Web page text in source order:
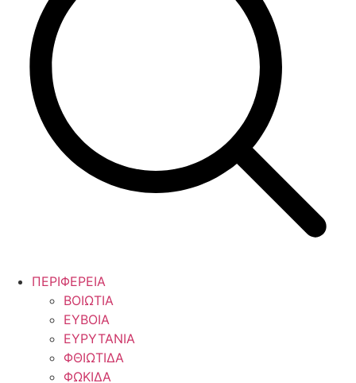
ΠΕΡΙΦΕΡΕΙΑ
ΒΟΙΩΤΙΑ
ΕΥΒΟΙΑ
ΕΥΡΥΤΑΝΙΑ
ΦΘΙΩΤΙΔΑ
ΦΩΚΙΔΑ